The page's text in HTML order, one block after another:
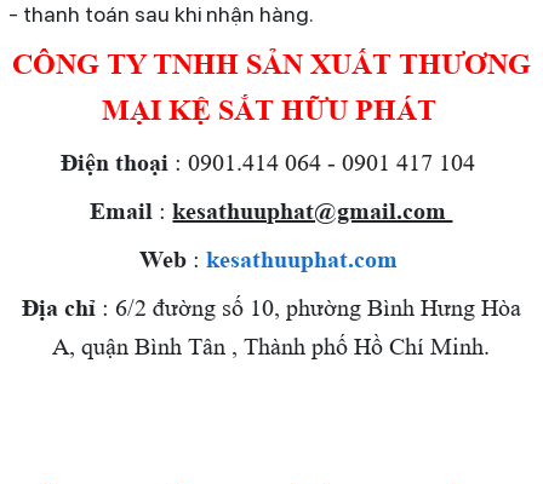
- thanh toán sau khi nhận hàng.
CÔNG TY TNHH SẢN XUẤT THƯƠNG
MẠI KỆ SẮT HỮU PHÁT
Điện thoại : 0901.414 064 - 0901 417 104
Email :kesathuuphat@gmail.com
Web : kesathuuphat.com
Địa chỉ : 6/2 đường số 10, phường Bình Hưng Hòa
A, quận Bình Tân , Thành phố Hồ Chí Minh.